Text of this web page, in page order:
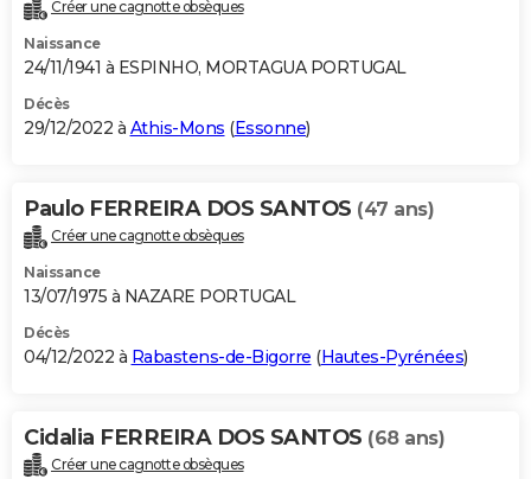
Créer une cagnotte obsèques
Naissance
24/11/1941 à ESPINHO, MORTAGUA PORTUGAL
Décès
29/12/2022 à Athis-Mons (Essonne)
Paulo FERREIRA DOS SANTOS (47 ans)
Créer une cagnotte obsèques
Naissance
13/07/1975 à NAZARE PORTUGAL
Décès
04/12/2022 à Rabastens-de-Bigorre (Hautes-Pyrénées)
Cidalia FERREIRA DOS SANTOS (68 ans)
Créer une cagnotte obsèques